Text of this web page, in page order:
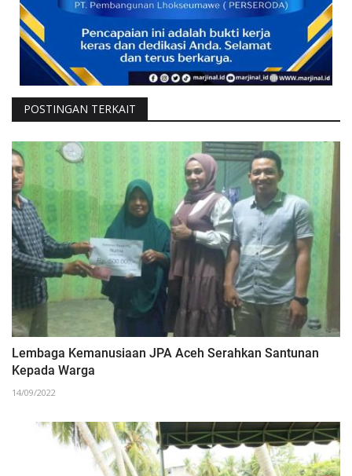
POSTINGAN TERKAIT
Lembaga Kemanusiaan JPA Aceh Serahkan Santunan
Kepada Warga
14/09/2022